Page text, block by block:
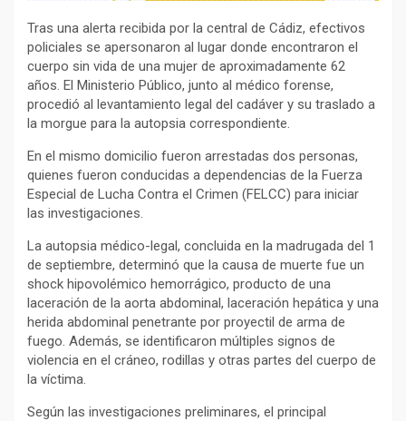
Tras una alerta recibida por la central de Cádiz, efectivos
policiales se apersonaron al lugar donde encontraron el
cuerpo sin vida de una mujer de aproximadamente 62
años. El Ministerio Público, junto al médico forense,
procedió al levantamiento legal del cadáver y su traslado a
la morgue para la autopsia correspondiente.
En el mismo domicilio fueron arrestadas dos personas,
quienes fueron conducidas a dependencias de la Fuerza
Especial de Lucha Contra el Crimen (FELCC) para iniciar
las investigaciones.
La autopsia médico-legal, concluida en la madrugada del 1
de septiembre, determinó que la causa de muerte fue un
shock hipovolémico hemorrágico, producto de una
laceración de la aorta abdominal, laceración hepática y una
herida abdominal penetrante por proyectil de arma de
fuego. Además, se identificaron múltiples signos de
violencia en el cráneo, rodillas y otras partes del cuerpo de
la víctima.
Según las investigaciones preliminares, el principal